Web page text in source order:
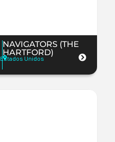
NAVIGATORS (THE
HARTFORD)
Estados Unidos